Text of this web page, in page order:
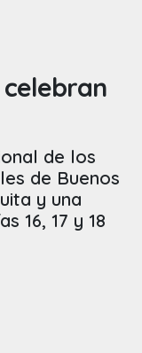
celebran
de los
de Buenos
y una
16, 17 y 18